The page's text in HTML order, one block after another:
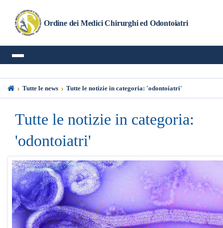
Ordine dei Medici Chirurghi ed Odontoiatri
› Tutte le news › Tutte le notizie in categoria: 'odontoiatri'
Tutte le notizie in categoria:
'odontoiatri'